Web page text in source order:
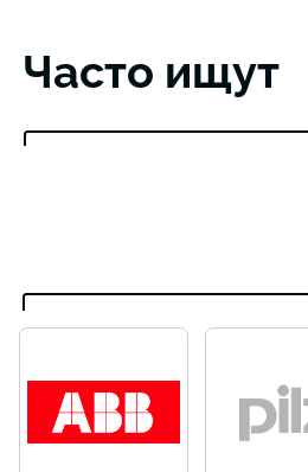
Часто ищут